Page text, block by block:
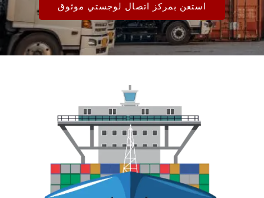
استعن بمركز اتصال لوجستي موثوق